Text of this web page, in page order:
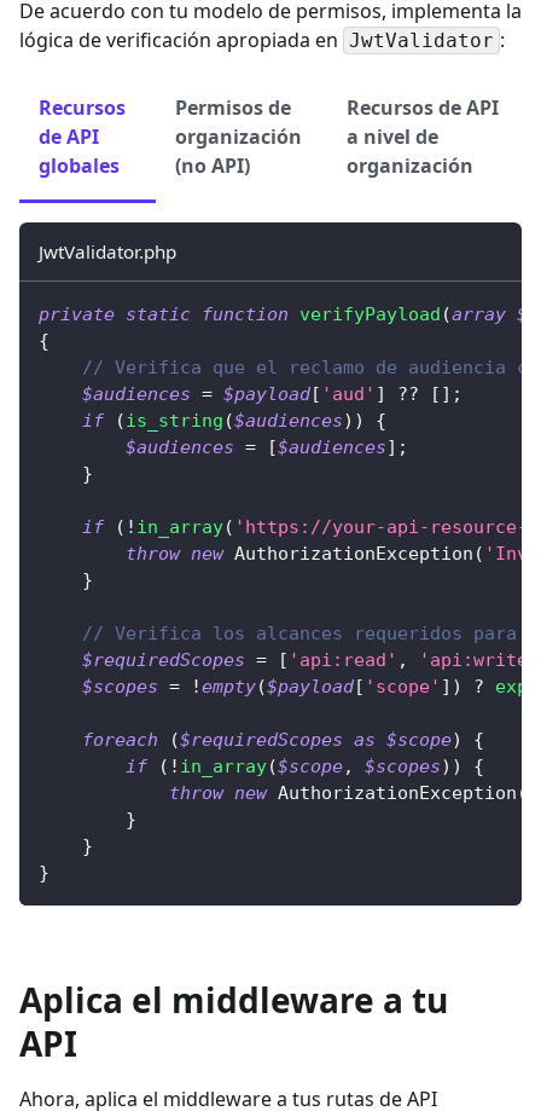
De acuerdo con tu modelo de permisos, implementa la
lógica de verificación apropiada en JwtValidator :
Recursos
de API
globales
Permisos de
organización
(no API)
Recursos de API
a nivel de
organización
JwtValidator.php
private static function verifyPayload (array
{
// Verifica que el reclamo de audiencia
$audiences = $payload[ 'aud' ] ?? [ ] ;
if
(is_string ($audiences) )
{
$audiences = [$audiences] ;
}
if ( ! in_array( 'https://your-api-resource-
throw new AuthorizationException (
}
// Verifica los alcances requeridos para
$requiredScopes = [ 'api:read' , 'api:write'
$scopes = !empty($payload[ 'scope' ] ) ?
foreach ($requiredScopes as $scope)
{
if
( ! in_array($scope, $scopes) )
{
throw new AuthorizationException (
}
}
}
Aplica el middleware a tu
API
Ahora, aplica el middleware a tus rutas de API